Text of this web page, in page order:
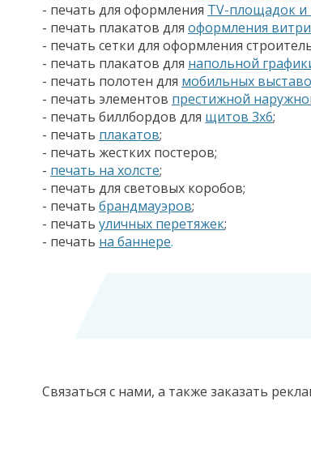
- печать для оформления TV-площадок и
- печать плакатов для оформления
- печать сетки для оформления
- печать плакатов для напольной
- печать полотен для мобильных
- печать элементов престижной
- печать биллбордов для щитов 3x6;
- печать плакатов;
- печать жестких постеров;
- печать на холсте;
- печать для световых коробов;
- печать брандмауэров;
- печать уличных перетяжек;
- печать на баннере.
Связаться с нами, а также заказать